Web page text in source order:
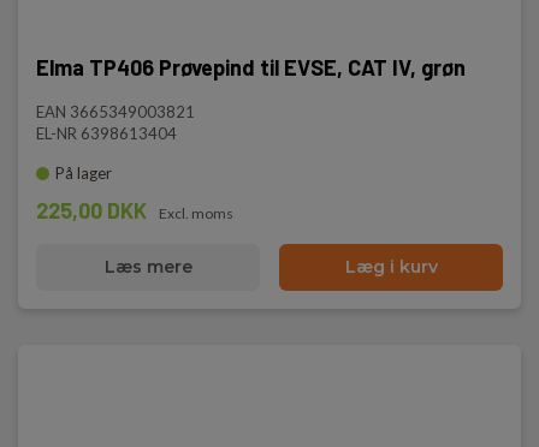
Elma TP406 Prøvepind til EVSE, CAT IV, grøn
EAN 3665349003821
EL-NR 6398613404
På lager
225,00 DKK Excl. moms
Læs mere Læg i kurv